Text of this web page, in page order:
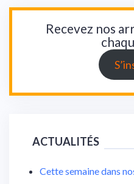
Recevez nos
ACTUALITÉS
Cette semaine dans